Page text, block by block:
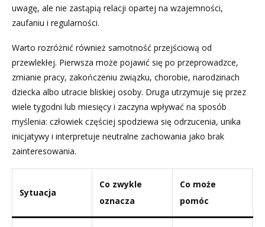
uwagę, ale nie zastąpią relacji opartej na wzajemności,
zaufaniu i regularności.
Warto rozróżnić również samotność przejściową od
przewlekłej. Pierwsza może pojawić się po przeprowadzce,
zmianie pracy, zakończeniu związku, chorobie, narodzinach
dziecka albo utracie bliskiej osoby. Druga utrzymuje się przez
wiele tygodni lub miesięcy i zaczyna wpływać na sposób
myślenia: człowiek częściej spodziewa się odrzucenia, unika
inicjatywy i interpretuje neutralne zachowania jako brak
zainteresowania.
Sytuacja
Co zwykle
oznacza
Co może
pomóc